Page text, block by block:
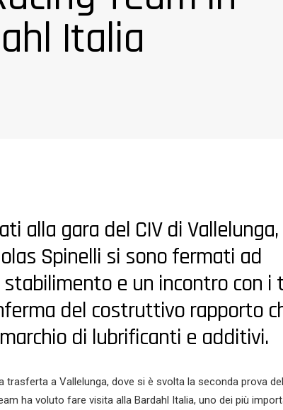
Italia
alla gara del CIV di
Spinelli si sono fermati ad
e un incontro con i
del costruttivo rapporto
di lubrificanti e additivi.
trasferta a Vallelunga, dove si è svolta la seconda prova del
ha voluto fare visita alla Bardahl Italia, uno dei più